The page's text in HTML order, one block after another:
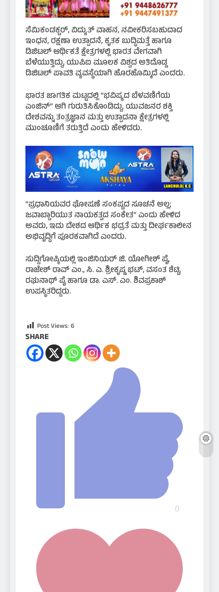
ಸೆಮಿಕಂಡಕ್ಟರ್, ವಿದ್ಯುತ್ ವಾಹನ, ನವೀಕರಿಸಬಹುದಾದ
ಇಂಧನ, ರಕ್ಷಣಾ ಉತ್ಪಾದನೆ, ಕೃತಕ ಬುದ್ಧಿಮತ್ತೆ ಹಾಗೂ
ಡಿಜಿಟಲ್ ಆರ್ಥಿಕತೆ ಕ್ಷೇತ್ರಗಳಲ್ಲಿ ಭಾರತ ವೇಗವಾಗಿ
ಬೆಳೆಯುತ್ತಿದ್ದು, ಯುಪಿಐ ಮೂಲಕ ವಿಶ್ವದ ಅತಿದೊಡ್ಡ
ಡಿಜಿಟಲ್ ಪಾವತಿ ವ್ಯವಸ್ಥೆಯಾಗಿ ಹೊರಹೊಮ್ಮಿದೆ ಎಂದರು.
ಭಾರತ ಜಾಗತಿಕ ಮಟ್ಟದಲ್ಲಿ “ಭವಿಷ್ಯದ ಬೆಳವಣಿಗೆಯ
ಎಂಜಿನ್” ಆಗಿ ಗುರುತಿಸಿಕೊಂಡಿದ್ದು, ಯುವಜನರ ಶಕ್ತಿ
ದೇಶವನ್ನು ತಂತ್ರಜ್ಞಾನ ಮತ್ತು ಉತ್ಪಾದನಾ ಕ್ಷೇತ್ರಗಳಲ್ಲಿ
ಮುಂಚೂಣಿಗೆ ತರುತ್ತಿದೆ ಎಂದು ಹೇಳಿದರು.
“ಪ್ರಧಾನಿಯವರ ಘೋಷಣೆ ಸಂಕಷ್ಟದ ಸೂಚನೆ ಅಲ್ಲ;
ಜವಾಬ್ದಾರಿಯುತ ನಾಯಕತ್ವದ ಸಂಕೇತ” ಎಂದು ಹೇಳಿದ
ಅವರು, ಇದು ದೇಶದ ಆರ್ಥಿಕ ಭದ್ರತೆ ಮತ್ತು ದೀರ್ಘಕಾಲೀನ
ಅಭಿವೃದ್ಧಿಗೆ ಪೂರಕವಾಗಿದೆ ಎಂದರು.
ಸುದ್ದಿಗೋಷ್ಠಿಯಲ್ಲಿ ಇಂಜಿನಿಯರ್ ಜಿ. ಯೋಗೀಶ್ ಪೈ,
ರಾಜೇಶ್ ರಾವ್ ಎಂ., ಸಿ. ಎ. ಶ್ರೀಕೃಷ್ಣ ಭಟ್, ವಸಂತ ಶೆಟ್ಟಿ,
ರಘುನಾಥ್ ಪೈ ಹಾಗೂ ಡಾ. ಎಸ್. ಎಂ. ಶಿವಪ್ರಕಾಶ್
ಉಪಸ್ಥಿತರಿದ್ದರು.
Post Views: 6
SHARE